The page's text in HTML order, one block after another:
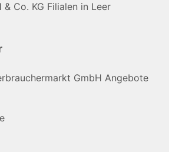
Co. KG Filialen in Leer
GmbH Angebote